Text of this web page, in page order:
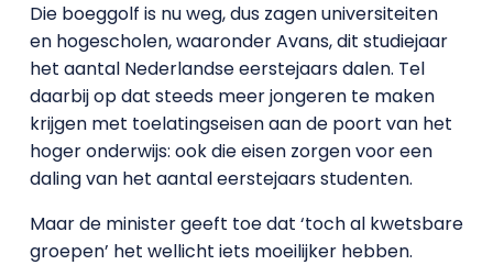
Die boeggolf is nu weg, dus zagen universiteiten
en hogescholen, waaronder Avans, dit studiejaar
het aantal Nederlandse eerstejaars dalen. Tel
daarbij op dat steeds meer jongeren te maken
krijgen met toelatingseisen aan de poort van het
hoger onderwijs: ook die eisen zorgen voor een
daling van het aantal eerstejaars studenten.
Maar de minister geeft toe dat ‘toch al kwetsbare
groepen’ het wellicht iets moeilijker hebben.